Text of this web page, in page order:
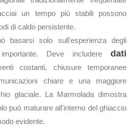
un tempo più stabili possono
di caldo persistente.
basarsi solo sull'esperienza degli
Deve includere dati
costanti, chiusure temporanee
chiare e una maggiore
glaciale. La Marmolada dimostra
può maturare all'interno del ghiaccio
evidente.